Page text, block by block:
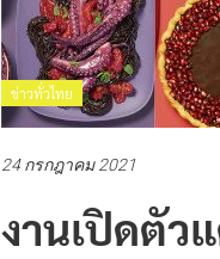
ข่าวทั่วไทย
24 กรกฎาคม 2021
งานเปิดตัวแ